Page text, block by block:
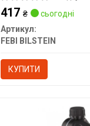
417 ₴
сьогодні
Артикул:
FEBI BILSTEIN
КУПИТИ